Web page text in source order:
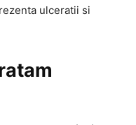
ulceratii si